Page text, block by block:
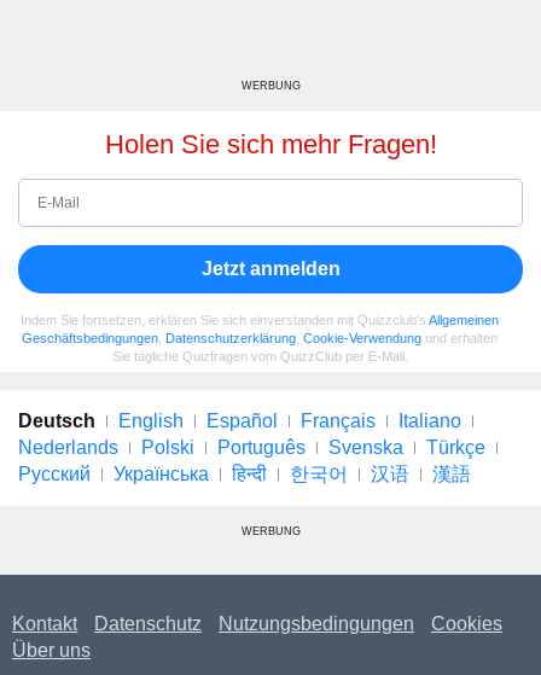
WERBUNG
Holen Sie sich mehr Fragen!
Jetzt anmelden
Indem Sie fortsetzen, erklären Sie sich einverstanden mit Quizzclub's Allgemeinen
Geschäftsbedingungen Datenschutzerklärung Cookie-Verwendung und erhalten
Sie tägliche Quizfragen vom QuizzClub per E-Mail.
Deutsch English Español Français
Italiano
Nederlands
Polski Português Svenska
Türkçe
Русский
Українська हिन्दी 한국어 汉语 漢語
WERBUNG
Kontakt Datenschutz Nutzungsbedingungen
Cookies
Über uns